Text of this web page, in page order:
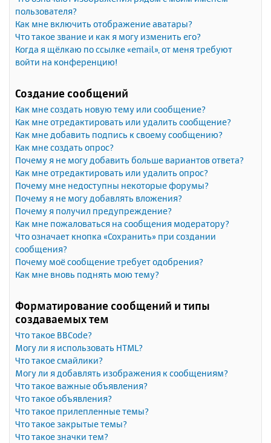
пользователя?
Как мне включить отображение аватары?
Что такое звание и как я могу изменить его?
Когда я щёлкаю по ссылке «email», от меня требуют
войти на конференцию!
Создание сообщений
Как мне создать новую тему или сообщение?
Как мне отредактировать или удалить сообщение?
Как мне добавить подпись к своему сообщению?
Как мне создать опрос?
Почему я не могу добавить больше вариантов ответа?
Как мне отредактировать или удалить опрос?
Почему мне недоступны некоторые форумы?
Почему я не могу добавлять вложения?
Почему я получил предупреждение?
Как мне пожаловаться на сообщения модератору?
Что означает кнопка «Сохранить» при создании
сообщения?
Почему моё сообщение требует одобрения?
Как мне вновь поднять мою тему?
Форматирование сообщений и типы
создаваемых тем
Что такое BBCode?
Могу ли я использовать HTML?
Что такое смайлики?
Могу ли я добавлять изображения к сообщениям?
Что такое важные объявления?
Что такое объявления?
Что такое прилепленные темы?
Что такое закрытые темы?
Что такое значки тем?